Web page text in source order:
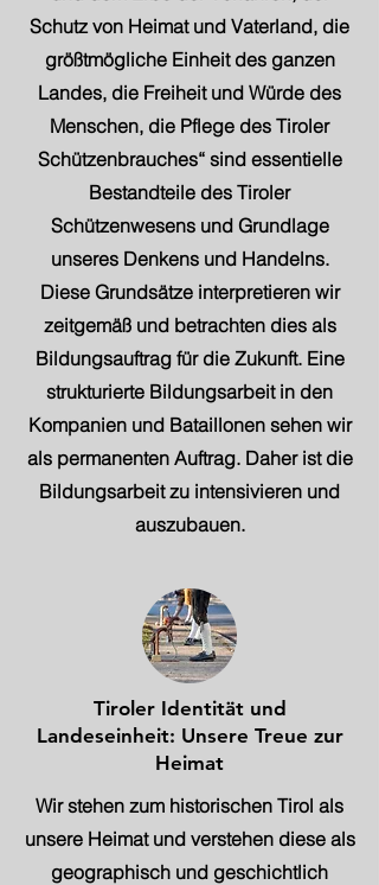
Schutz von Heimat und Vaterland, die
größtmögliche Einheit des ganzen
Landes, die Freiheit und Würde des
Menschen, die Pflege des Tiroler
Schützenbrauches“ sind essentielle
Bestandteile des Tiroler
Schützenwesens und Grundlage
unseres Denkens und Handelns.
Diese Grundsätze interpretieren wir
zeitgemäß und betrachten dies als
Bildungsauftrag für die Zukunft. Eine
strukturierte Bildungsarbeit in den
Kompanien und Bataillonen sehen wir
als permanenten Auftrag. Daher ist die
Bildungsarbeit zu intensivieren und
auszubauen.
Tiroler Identität und
Landeseinheit: Unsere Treue zur
Heimat
Wir stehen zum historischen Tirol als
unsere Heimat und verstehen diese als
geographisch und geschichtlich